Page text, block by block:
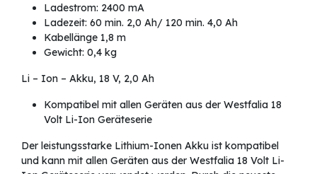
Ladestrom: 2400 mA
Ladezeit: 60 min. 2,0 Ah/ 120 min. 4,0 Ah
Kabellänge 1,8 m
Gewicht: 0,4 kg
Li – Ion – Akku, 18 V, 2,0 Ah
Kompatibel mit allen Geräten aus der Westfalia 18
Volt Li-Ion Geräteserie
Der leistungsstarke Lithium-Ionen Akku ist kompatibel
und kann mit allen Geräten aus der Westfalia 18 Volt Li-